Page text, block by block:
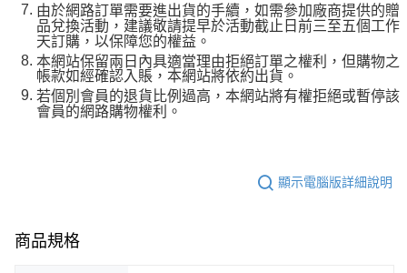
由於網路訂單需要進出貨的手續，如需參加廠商提供的贈
品兌換活動，建議敬請提早於活動截止日前三至五個工作
天訂購，以保障您的權益。
本網站保留兩日內具適當理由拒絕訂單之權利，但購物之
帳款如經確認入賬，本網站將依約出貨。
若個別會員的退貨比例過高，本網站將有權拒絕或暫停該
會員的網路購物權利。
顯示電腦版詳細說明
商品規格